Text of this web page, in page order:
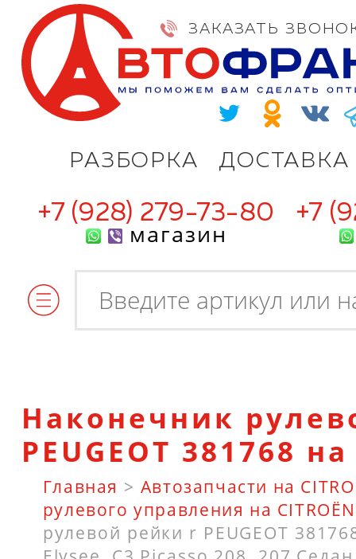
РАЗБОРКА ДОСТАВКА
ЗАКАЗАТЬ
+7 (928) 279-73-80
магазин
+7
Наконечник
PEUGEOT 381768
Главная > Автозапчасти на
рулевого управления на CITROËN
рулевой рейки r PEUGEOT